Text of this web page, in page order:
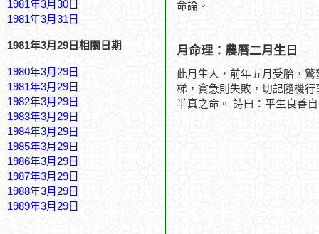
1981年3月30日
1981年3月31日
1981年3月29日相關日期
1980年3月29日
1981年3月29日
1982年3月29日
1983年3月29日
1984年3月29日
1985年3月29日
1986年3月29日
1987年3月29日
1988年3月29日
1989年3月29日
命論。
月命理：農曆二月生日
此月生人，前年五月受胎，
梯，貪急則失敗，切記隨機
半真之命。 詩曰：平生良善